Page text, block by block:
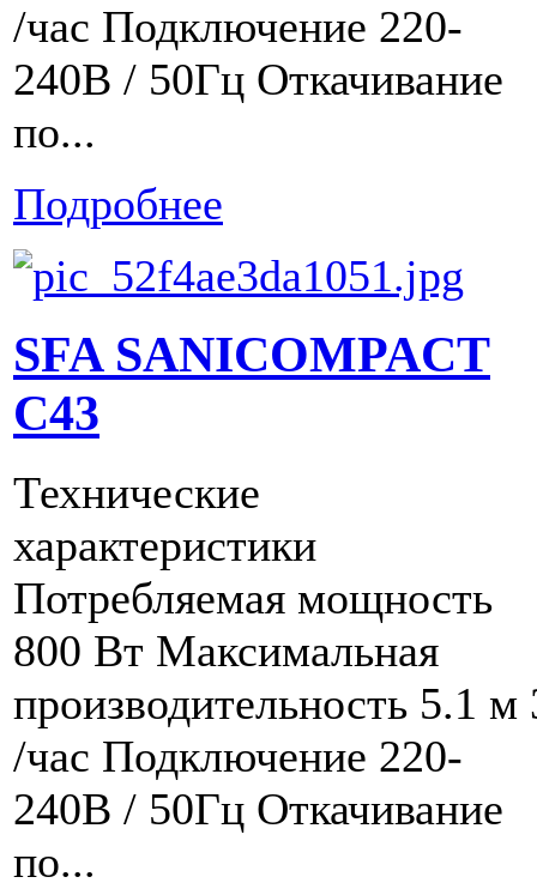
/час Подключение 220-
240В / 50Гц Откачивание
по...
Подробнее
SFA SANICOMPACT
C43
Технические
характеристики
Потребляемая мощность
800 Вт Максимальная
производительность 5.1 м
/час Подключение 220-
240В / 50Гц Откачивание
по...